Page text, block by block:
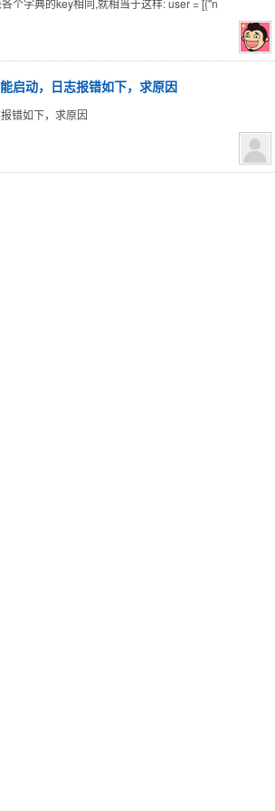
个字典的key相同,就相当于这样: user = [{"n
启动，日志报错如下，求原因
错如下，求原因